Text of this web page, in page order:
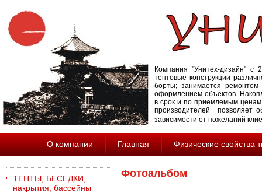
Компания "Унитех-дизайн" с
тентовые конструкции
борты; занимается ремонтом
оформлением объектов.
в срок и по приемлемым
производителей позволяет
зависимости от пожеланий
О компании Главная Физические свойства
ТЕНТЫ, БЕСЕДКИ,
накрытия, бассейны
Фотоальбом